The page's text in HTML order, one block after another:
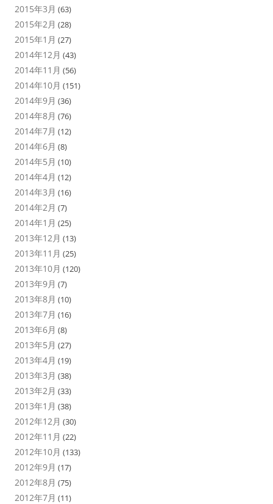
2015年3月 (63)
2015年2月 (28)
2015年1月 (27)
2014年12月 (43)
2014年11月 (56)
2014年10月 (151)
2014年9月 (36)
2014年8月 (76)
2014年7月 (12)
2014年6月 (8)
2014年5月 (10)
2014年4月 (12)
2014年3月 (16)
2014年2月 (7)
2014年1月 (25)
2013年12月 (13)
2013年11月 (25)
2013年10月 (120)
2013年9月 (7)
2013年8月 (10)
2013年7月 (16)
2013年6月 (8)
2013年5月 (27)
2013年4月 (19)
2013年3月 (38)
2013年2月 (33)
2013年1月 (38)
2012年12月 (30)
2012年11月 (22)
2012年10月 (133)
2012年9月 (17)
2012年8月 (75)
2012年7月 (11)